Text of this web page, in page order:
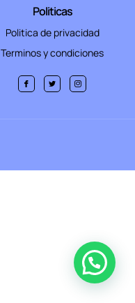
Politicas
Politica de privacidad
Terminos y condiciones